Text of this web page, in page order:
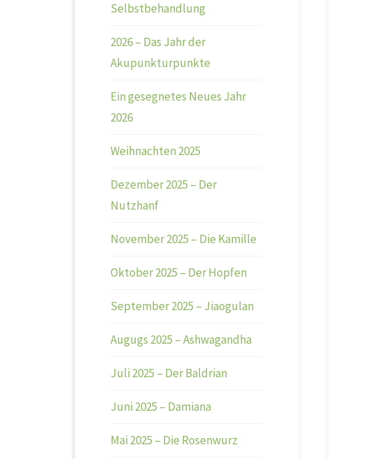
Selbstbehandlung
2026 – Das Jahr der
Akupunkturpunkte
Ein gesegnetes Neues Jahr
2026
Weihnachten 2025
Dezember 2025 – Der
Nutzhanf
November 2025 – Die Kamille
Oktober 2025 – Der Hopfen
September 2025 – Jiaogulan
Augugs 2025 – Ashwagandha
Juli 2025 – Der Baldrian
Juni 2025 – Damiana
Mai 2025 – Die Rosenwurz